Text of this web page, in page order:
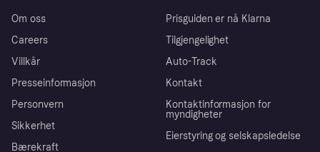
Om oss
Careers
Villkår
Presseinformasjon
Personvern
Sikkerhet
Bærekraft
Prisguiden er nå Klarna
Tilgjengelighet
Auto-Track
Kontakt
Kontaktinformasjon for
myndigheter
Eierstyring og selskapsledelse